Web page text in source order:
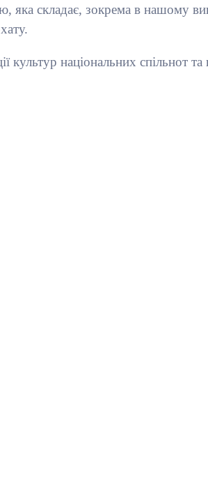
складає, зокрема в нашому
культур національних спільнот